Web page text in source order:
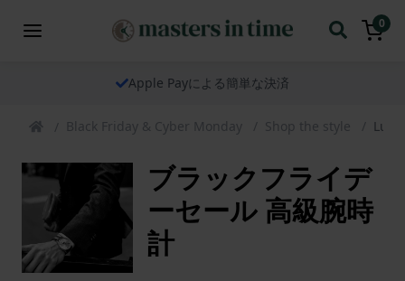
0
Apple Payによる簡単な決済
Black Friday & Cyber Monday Shop the style
ブラックフライデ
ーセール 高級腕時
計